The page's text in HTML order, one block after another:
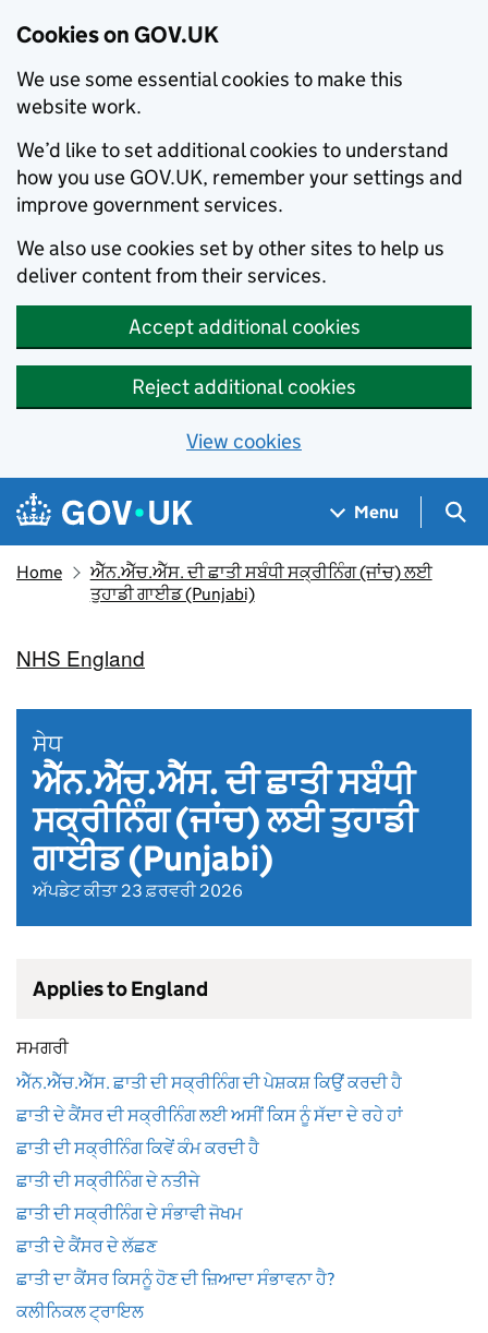
Cookies on GOV.UK
We use some essential cookies to make this
website work.
We’d like to set additional cookies to understand
how you use GOV.UK, remember your settings and
improve government services.
We also use cookies set by other sites to help us
deliver content from their services.
Accept additional cookies
Reject additional cookies
View cookies
Skip to main content
Navigation menu
Menu
Home
ਐੱਨ.ਐੱਚ.ਐੱਸ. ਦੀ ਛਾਤੀ ਸਬੰਧੀ ਸਕ੍ਰੀਨਿੰਗ (ਜਾਂਚ) ਲਈ
ਤੁਹਾਡੀ ਗਾਈਡ (Punjabi)
NHS England
ਸੇਧ
ਐੱਨ.ਐੱਚ.ਐੱਸ. ਦੀ ਛਾਤੀ ਸਬੰਧੀ
ਸਕ੍ਰੀਨਿੰਗ (ਜਾਂਚ) ਲਈ ਤੁਹਾਡੀ
ਗਾਈਡ (Punjabi)
ਅੱਪਡੇਟ ਕੀਤਾ 23 ਫ਼ਰਵਰੀ 2026
Applies to England
ਸਮਗਰੀ
ਐੱਨ.ਐੱਚ.ਐੱਸ. ਛਾਤੀ ਦੀ ਸਕ੍ਰੀਨਿੰਗ ਦੀ ਪੇਸ਼ਕਸ਼ ਕਿਉਂ ਕਰਦੀ ਹੈ
ਛਾਤੀ ਦੇ ਕੈਂਸਰ ਦੀ ਸਕ੍ਰੀਨਿੰਗ ਲਈ ਅਸੀਂ ਕਿਸ ਨੂੰ ਸੱਦਾ ਦੇ ਰਹੇ ਹਾਂ
ਛਾਤੀ ਦੀ ਸਕ੍ਰੀਨਿੰਗ ਕਿਵੇਂ ਕੰਮ ਕਰਦੀ ਹੈ
ਛਾਤੀ ਦੀ ਸਕ੍ਰੀਨਿੰਗ ਦੇ ਨਤੀਜੇ
ਛਾਤੀ ਦੀ ਸਕ੍ਰੀਨਿੰਗ ਦੇ ਸੰਭਾਵੀ ਜੋਖਮ
ਛਾਤੀ ਦੇ ਕੈਂਸਰ ਦੇ ਲੱਛਣ
ਛਾਤੀ ਦਾ ਕੈਂਸਰ ਕਿਸਨੂੰ ਹੋਣ ਦੀ ਜ਼ਿਆਦਾ ਸੰਭਾਵਨਾ ਹੈ?
ਕਲੀਨਿਕਲ ਟ੍ਰਾਇਲ